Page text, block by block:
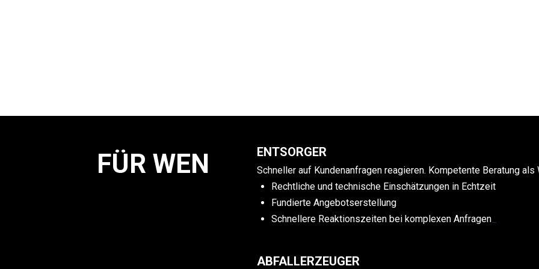
FÜR WEN ENTSORGER
Schneller auf Kundenanfragen reagieren. Kompetente Beratung
Rechtliche und technische Einschätzungen in Echtzeit
Fundierte Angebotserstellung
Schnellere Reaktionszeiten bei komplexen Anfragen_
ABFALLERZEUGER